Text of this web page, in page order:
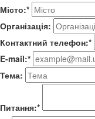
Місто:*
Організація:
Контактний телефон:*
E-mail:*
Тема:
Питання:*